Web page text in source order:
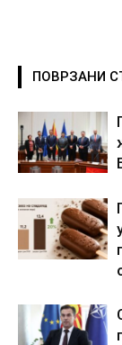
ПОВРЗАНИ